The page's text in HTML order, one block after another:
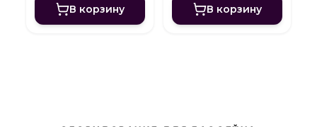
В корзину В корзину